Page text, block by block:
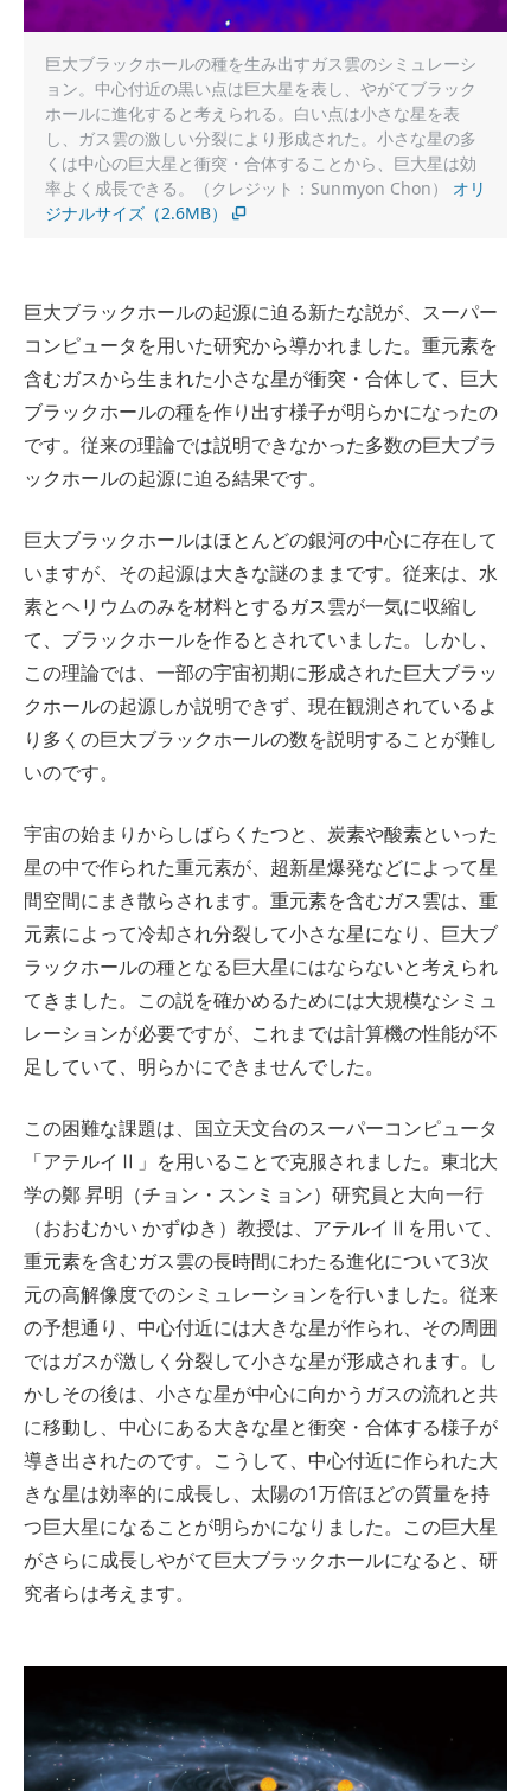
巨大ブラックホールの種を生み出すガス雲のシミュレーシ
ョン。中心付近の黒い点は巨大星を表し、やがてブラック
ホールに進化すると考えられる。白い点は小さな星を表
し、ガス雲の激しい分裂により形成された。小さな星の多
くは中心の巨大星と衝突・合体することから、巨大星は効
率よく成長できる。（クレジット：Sunmyon Chon） オリ
ジナルサイズ（2.6MB）
巨大ブラックホールの起源に迫る新たな説が、スーパー
コンピュータを用いた研究から導かれました。重元素を
含むガスから生まれた小さな星が衝突・合体して、巨大
ブラックホールの種を作り出す様子が明らかになったの
です。従来の理論では説明できなかった多数の巨大ブラ
ックホールの起源に迫る結果です。
巨大ブラックホールはほとんどの銀河の中心に存在して
いますが、その起源は大きな謎のままです。従来は、水
素とヘリウムのみを材料とするガス雲が一気に収縮し
て、ブラックホールを作るとされていました。しかし、
この理論では、一部の宇宙初期に形成された巨大ブラッ
クホールの起源しか説明できず、現在観測されているよ
り多くの巨大ブラックホールの数を説明することが難し
いのです。
宇宙の始まりからしばらくたつと、炭素や酸素といった
星の中で作られた重元素が、超新星爆発などによって星
間空間にまき散らされます。重元素を含むガス雲は、重
元素によって冷却され分裂して小さな星になり、巨大ブ
ラックホールの種となる巨大星にはならないと考えられ
てきました。この説を確かめるためには大規模なシミュ
レーションが必要ですが、これまでは計算機の性能が不
足していて、明らかにできませんでした。
この困難な課題は、国立天文台のスーパーコンピュータ
「アテルイⅡ」を用いることで克服されました。東北大
学の鄭 昇明（チョン・スンミョン）研究員と大向一行
（おおむかい かずゆき）教授は、アテルイⅡを用いて、
重元素を含むガス雲の長時間にわたる進化について3次
元の高解像度でのシミュレーションを行いました。従来
の予想通り、中心付近には大きな星が作られ、その周囲
ではガスが激しく分裂して小さな星が形成されます。し
かしその後は、小さな星が中心に向かうガスの流れと共
に移動し、中心にある大きな星と衝突・合体する様子が
導き出されたのです。こうして、中心付近に作られた大
きな星は効率的に成長し、太陽の1万倍ほどの質量を持
つ巨大星になることが明らかになりました。この巨大星
がさらに成長しやがて巨大ブラックホールになると、研
究者らは考えます。